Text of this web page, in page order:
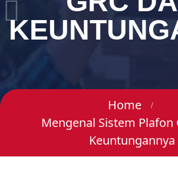
Home
Mengenal Sistem Plafon
Keuntungannya